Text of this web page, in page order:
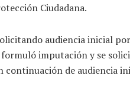
Ciudadana.
audiencia inicial
imputación y se
continuación de audiencia